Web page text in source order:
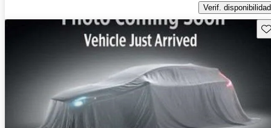
Verif. disponibilidad